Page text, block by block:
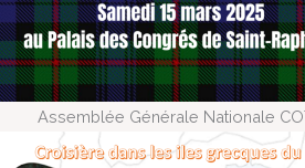
Assemblée Générale Nationale